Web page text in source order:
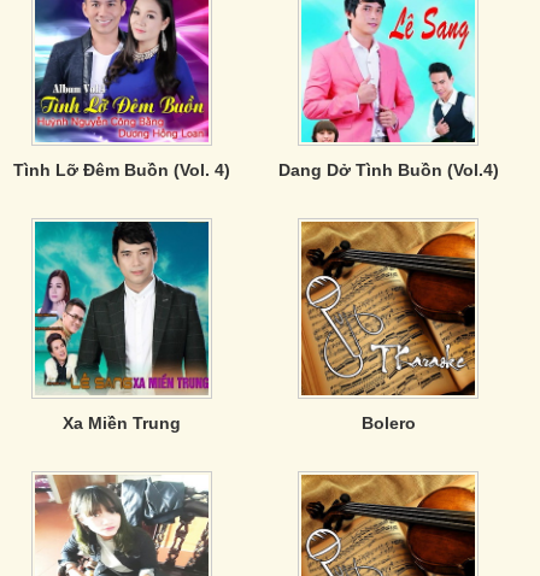
Tình Lỡ Đêm Buồn (Vol. 4) Dang Dở Tình Buồn (Vol.4)
Xa Miền Trung Bolero